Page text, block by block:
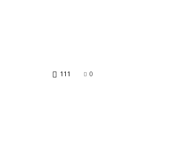
0
111